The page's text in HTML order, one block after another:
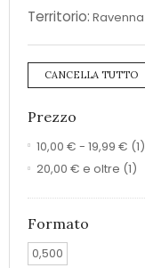
Territorio: Ravenna
CANCELLA TUTTO
Prezzo
10,00 € - 19,99 € (1)
20,00 € e oltre (1)
Formato
0,500